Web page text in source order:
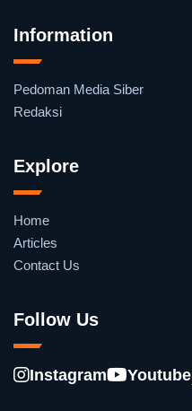
Information
Pedoman Media Siber
Redaksi
Explore
Home
Articles
Contact Us
Follow Us
Instagram Youtube